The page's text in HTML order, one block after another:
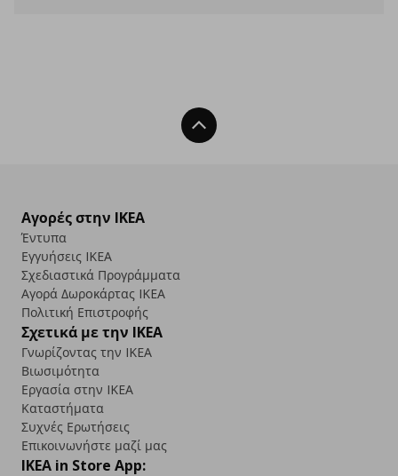
Back To Top
Αγορές στην IKEA
Έντυπα
Εγγυήσεις IKEA
Σχεδιαστικά Προγράμματα
Αγορά Δωρoκάρτας IKEA
Πολιτική Επιστροφής
Σχετικά με την IKEA
Γνωρίζοντας την IKEA
Βιωσιμότητα
Εργασία στην IKEA
Καταστήματα
Συχνές Ερωτήσεις
Επικοινωνήστε μαζί μας
IKEA in Store App: